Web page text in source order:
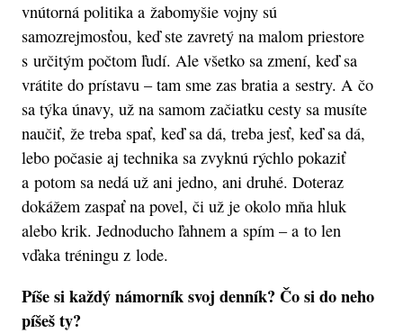
vnútorná politika a žabomyšie vojny sú
samozrejmosťou, keď ste zavretý na malom priestore
s určitým počtom ľudí. Ale všetko sa zmení, keď sa
vrátite do prístavu – tam sme zas bratia a sestry. A čo
sa týka únavy, už na samom začiatku cesty sa musíte
naučiť, že treba spať, keď sa dá, treba jesť, keď sa dá,
lebo počasie aj technika sa zvyknú rýchlo pokaziť
a potom sa nedá už ani jedno, ani druhé. Doteraz
dokážem zaspať na povel, či už je okolo mňa hluk
alebo krik. Jednoducho ľahnem a spím – a to len
vďaka tréningu z lode.
Píše si každý námorník svoj denník? Čo si do neho
píšeš ty?